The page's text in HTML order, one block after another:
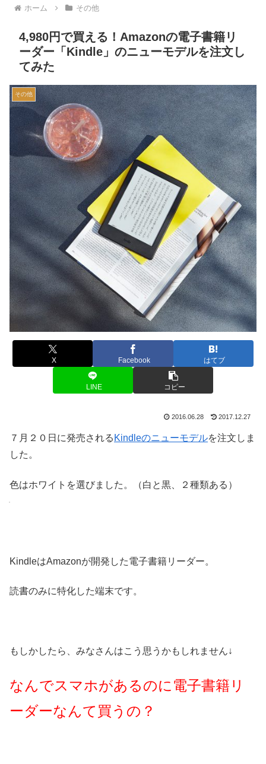
ホーム その他
4,980円で買える！Amazonの電子書籍リ
ーダー「Kindle」のニューモデルを注文し
てみた
その他
X Facebook はてブ
LINE コピー
2016.06.28 2017.12.27
７月２０日に発売される Kindleのニューモデルを注文しま
した。
色はホワイトを選びました。（白と黒、２種類ある）
KindleはAmazonが開発した電子書籍リーダー。
読書のみに特化した端末です。
もしかしたら、みなさんはこう思うかもしれません↓
なんでスマホがあるのに電子書籍リ
ーダーなんて買うの？